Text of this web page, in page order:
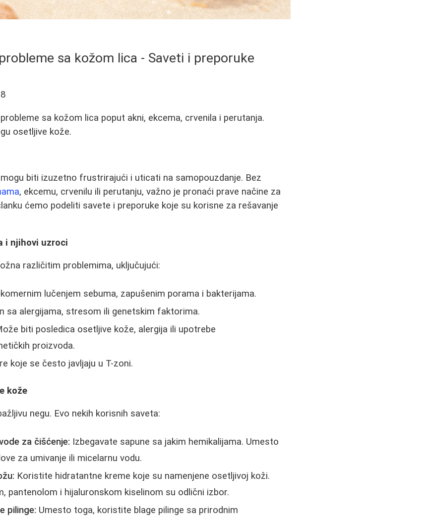
sa kožom lica - Saveti i preporuke
sa kožom lica poput akni, ekcema, crvenila i perutanja.
osetljive kože.
biti izuzetno frustrirajući i uticati na samopouzdanje. Bez
, ekcemu, crvenilu ili perutanju, važno je pronaći prave načine za
ćemo podeliti savete i preporuke koje su korisne za rešavanje
i njihovi uzroci
različitim problemima, uključujući:
lučenjem sebuma, zapušenim porama i bakterijama.
sa alergijama, stresom ili genetskim faktorima.
biti posledica osetljive kože, alergija ili upotrebe
proizvoda.
koje se često javljaju u T-zoni.
kože
negu. Evo nekih korisnih saveta:
za čišćenje: Izbegavate sapune sa jakim hemikalijama. Umesto
za umivanje ili micelarnu vodu.
Koristite hidratantne kreme koje su namenjene osetljivoj koži.
pantenolom i hijaluronskom kiselinom su odlični izbor.
pilinge: Umesto toga, koristite blage pilinge sa prirodnim